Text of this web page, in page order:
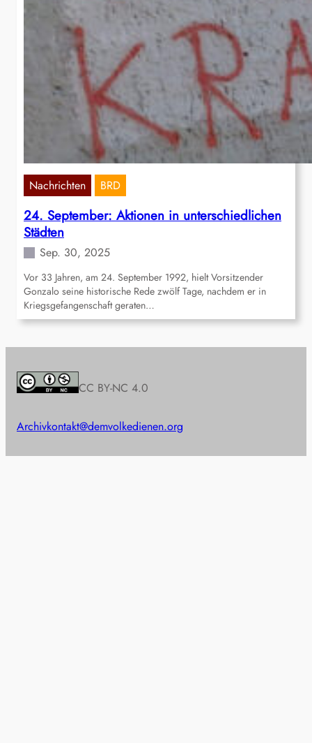
Nachrichten BRD
24. September: Aktionen in unterschiedlichen
Städten
Sep. 30, 2025
Vor 33 Jahren, am 24. September 1992, hielt Vorsitzender
Gonzalo seine historische Rede zwölf Tage, nachdem er in
Kriegsgefangenschaft geraten…
CC BY-NC 4.0
Archivkontakt@demvolkedienen.org